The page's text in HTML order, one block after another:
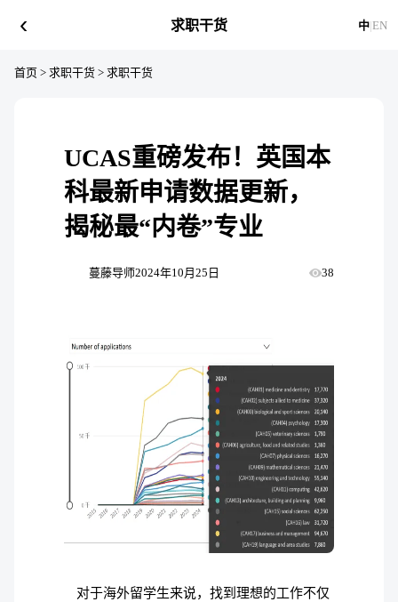
‹ 求职干货 中|EN
首页 > 求职干货 > 求职干货
UCAS重磅发布！英国本
科最新申请数据更新，
揭秘最“内卷”专业
蔓藤导师2024年10月25日 38
对于海外留学生来说，找到理想的工作不仅